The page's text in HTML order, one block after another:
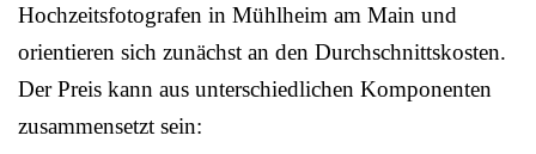
Hochzeitsfotografen in Mühlheim am Main und
orientieren sich zunächst an den Durchschnittskosten.
Der Preis kann aus unterschiedlichen Komponenten
zusammensetzt sein: